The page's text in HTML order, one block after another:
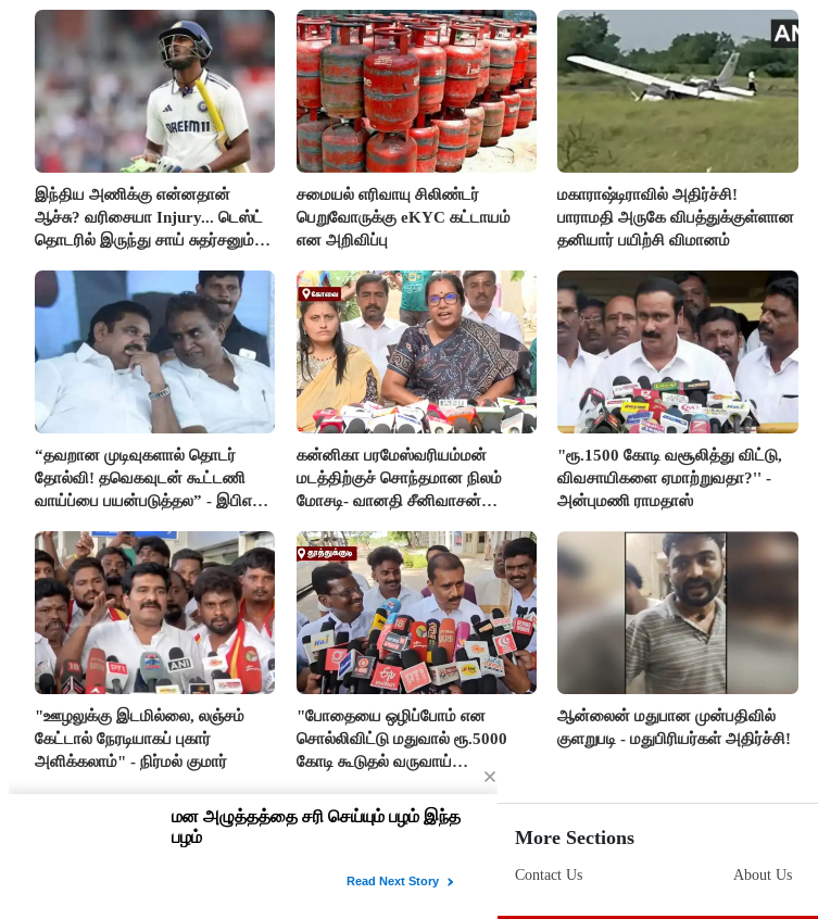
இந்திய அணிக்கு என்னதான்
ஆச்சு? வரிசையா Injury... டெஸ்ட்
தொடரில் இருந்து சாய் சுதர்சனும்
சமையல் எரிவாயு சிலிண்டர்
பெறுவோருக்கு eKYC கட்டாயம்
என அறிவிப்பு
மகாராஷ்டிராவில் அதிர்ச்சி!
பாராமதி அருகே விபத்துக்குள்ளான
தனியார் பயிற்சி விமானம்
“தவறான முடிவுகளால் தொடர்
தோல்வி! தவெகவுடன் கூட்டணி
வாய்ப்பை பயன்படுத்தல” - இபிஎஸ்
கன்னிகா பரமேஸ்வரியம்மன்
மடத்திற்குச் சொந்தமான நிலம்
மோசடி- வானதி சீனிவாசன்
"ரூ.1500 கோடி வசூலித்து விட்டு,
விவசாயிகளை ஏமாற்றுவதா?'' -
அன்புமணி ராமதாஸ்
"ஊழலுக்கு இடமில்லை, லஞ்சம்
கேட்டால் நேரடியாகப் புகார்
அளிக்கலாம்" - நிர்மல் குமார்
"போதையை ஒழிப்போம் என
சொல்லிவிட்டு மதுவால் ரூ.5000
கோடி கூடுதல் வருவாய்
மார்க்கண்டேயன்
ஆன்லைன் மதுபான முன்பதிவில்
குளறுபடி - மதுபிரியர்கள் அதிர்ச்சி!
More Sections
Contact Us About Us